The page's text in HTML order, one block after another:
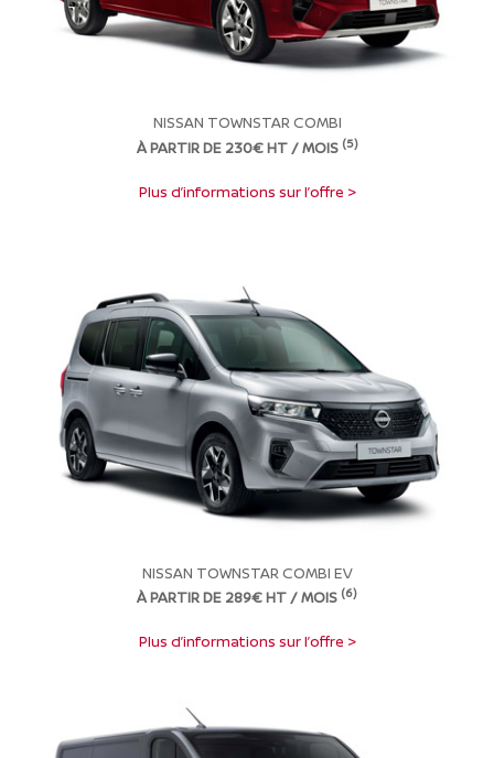
NISSAN TOWNSTAR COMBI
À PARTIR DE 230€ HT / MOIS (5)
Plus d’informations sur l’offre >
NISSAN TOWNSTAR COMBI EV
À PARTIR DE 289€ HT / MOIS (6)
Plus d’informations sur l’offre >